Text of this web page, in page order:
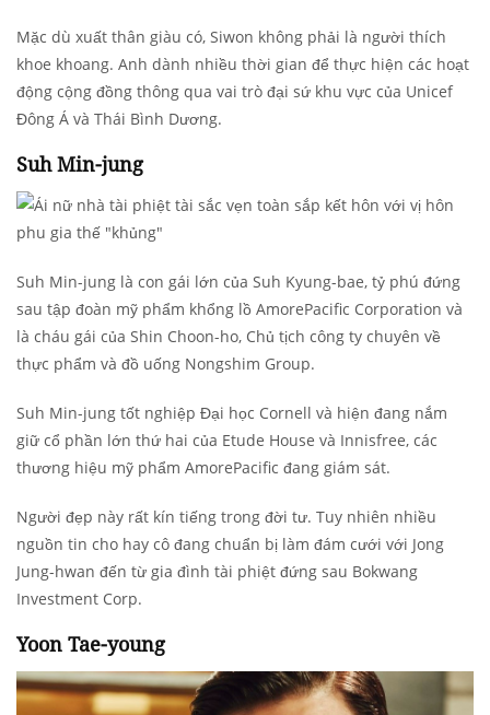
Mặc dù xuất thân giàu có, Siwon không phải là người thích
khoe khoang. Anh dành nhiều thời gian để thực hiện các hoạt
động cộng đồng thông qua vai trò đại sứ khu vực của Unicef ​​
Đông Á và Thái Bình Dương.
Suh Min-jung
Suh Min-jung là con gái lớn của Suh Kyung-bae, tỷ phú đứng
sau tập đoàn mỹ phẩm khổng lồ AmorePacific Corporation và
là cháu gái của Shin Choon-ho, Chủ tịch công ty chuyên về
thực phẩm và đồ uống Nongshim Group.
Suh Min-jung tốt nghiệp Đại học Cornell và hiện đang nắm
giữ cổ phần lớn thứ hai của Etude House và Innisfree, các
thương hiệu mỹ phẩm AmorePacific đang giám sát.
Người đẹp này rất kín tiếng trong đời tư. Tuy nhiên nhiều
nguồn tin cho hay cô đang chuẩn bị làm đám cưới với Jong
Jung-hwan đến từ gia đình tài phiệt đứng sau Bokwang
Investment Corp.
Yoon Tae-young